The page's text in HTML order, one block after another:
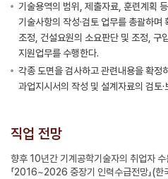
기술용역의 범위, 제출자료, 훈련계획
기술사항의 작성·검토 업무를 총괄하며
조정, 건설요원의 소요판단 및 조정, 구
지원업무를 수행한다.
각종 도면을 검사하고 관련내용을 확정
과업지시서의 작성 및 설계자료의 검토
직업 전망
향후 10년간 기계공학기술자의 취업자
「2016~2026 중장기 인력수급전망」(